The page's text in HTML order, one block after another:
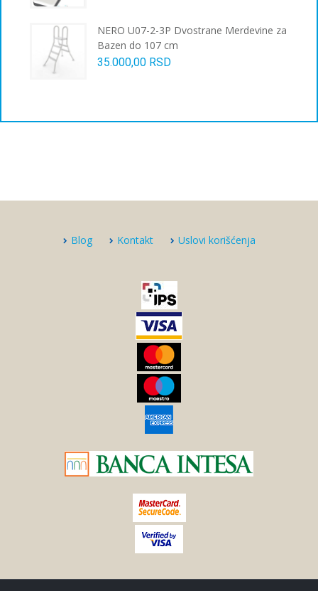
NERO U07-2-3P Dvostrane Merdevine za
Bazen do 107 cm
35.000,00 RSD
Blog Kontakt Uslovi korišćenja